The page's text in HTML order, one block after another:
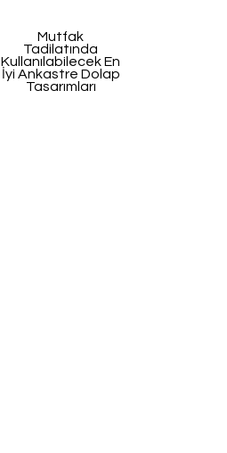
Mutfak
Tadilatında
Kullanılabilecek En
İyi Ankastre Dolap
Tasarımları